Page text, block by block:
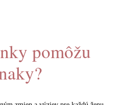
pomôžu